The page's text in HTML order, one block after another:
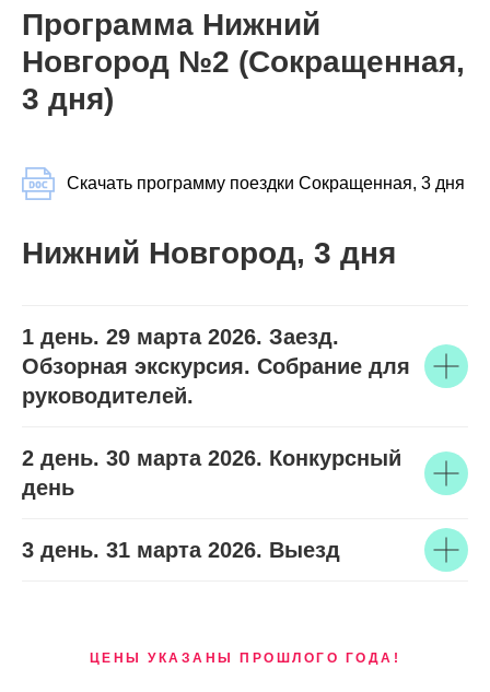
Программа Нижний
Новгород №2 (Сокращенная,
3 дня)
Скачать программу поездки Сокращенная, 3 дня
Нижний Новгород, 3 дня
1 день. 29 марта 2026. Заезд.
Обзорная экскурсия. Собрание для
руководителей.
2 день. 30 марта 2026. Конкурсный
день
3 день. 31 марта 2026. Выезд
ЦЕНЫ УКАЗАНЫ ПРОШЛОГО ГОДА!